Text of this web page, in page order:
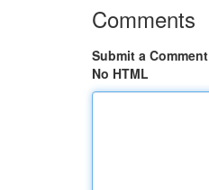
Comments
Submit a Comment
No HTML